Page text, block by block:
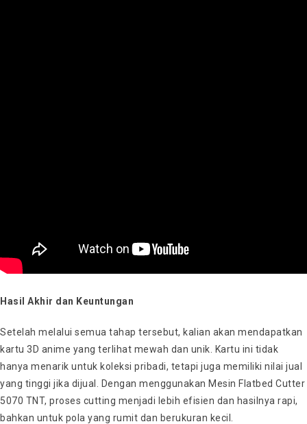
Hasil Akhir dan Keuntungan
Setelah melalui semua tahap tersebut, kalian akan mendapatkan
kartu 3D anime yang terlihat mewah dan unik. Kartu ini tidak
hanya menarik untuk koleksi pribadi, tetapi juga memiliki nilai jual
yang tinggi jika dijual. Dengan menggunakan Mesin Flatbed Cutter
5070 TNT, proses cutting menjadi lebih efisien dan hasilnya rapi,
bahkan untuk pola yang rumit dan berukuran kecil.